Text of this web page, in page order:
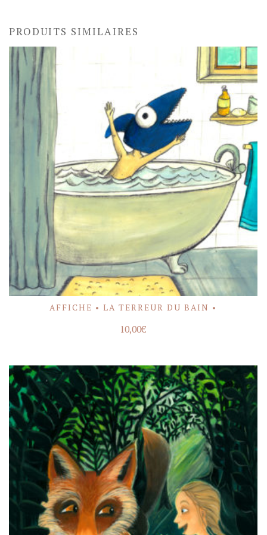
PRODUITS SIMILAIRES
ACHETER
AFFICHE • LA TERREUR DU BAIN •
10,00€